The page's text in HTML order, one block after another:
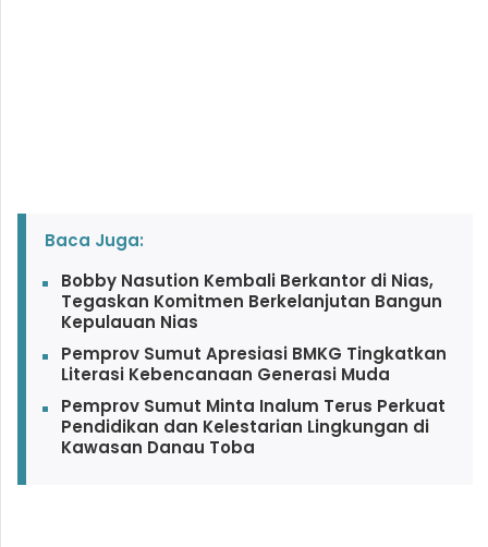
Baca Juga:
Bobby Nasution Kembali Berkantor di Nias,
Tegaskan Komitmen Berkelanjutan Bangun
Kepulauan Nias
Pemprov Sumut Apresiasi BMKG Tingkatkan
Literasi Kebencanaan Generasi Muda
Pemprov Sumut Minta Inalum Terus Perkuat
Pendidikan dan Kelestarian Lingkungan di
Kawasan Danau Toba